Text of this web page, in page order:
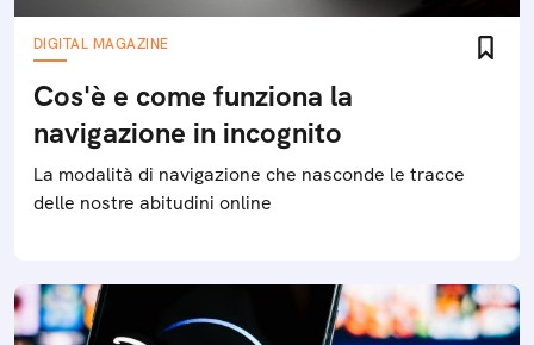
DIGITAL MAGAZINE
Cos'è e come funziona la
navigazione in incognito
La modalità di navigazione che nasconde le tracce
delle nostre abitudini online